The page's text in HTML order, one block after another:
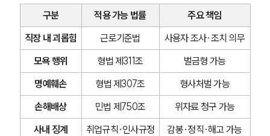
구분 적용 가능 법률
주요 책임
직장 내 괴롭힘
근로기준법
사용자 조사·조치 의무
모욕 행위
형법 제311조
벌금형 가능
명예훼손
형법 제307조
형사처벌 가능
손해배상
민법 제750조
위자료 청구 가능
사내 징계
취업규칙·인사규정 감봉·정직·해고 가능